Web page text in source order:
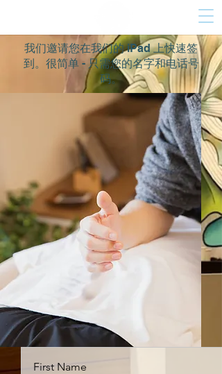
我们邀请您在我们的 iPad 上快速签
到。很简单 - 只需您的名字和电话号
码。
First Name